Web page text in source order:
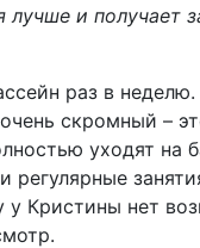
лучше и получает
раз в
скромный –
уходят на
регулярные
у Кристины нет